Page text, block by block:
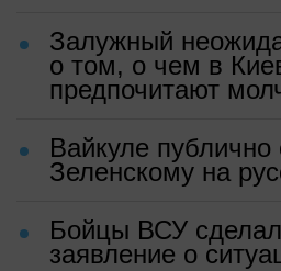
Залужный
о том, о чем в
предпочитают
Вайкуле публично
Зеленскому на
Бойцы ВСУ
заявление о